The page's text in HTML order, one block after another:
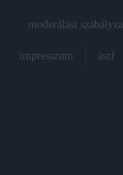
moderálási
impresszum ászf